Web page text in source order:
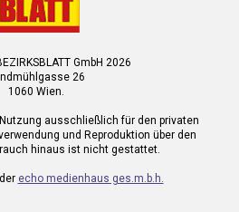
GmbH 2026
26
1060 Wien.
ausschließlich für den privaten
und Reproduktion über den
hinaus ist nicht gestattet.
echo medienhaus ges.m.b.h.